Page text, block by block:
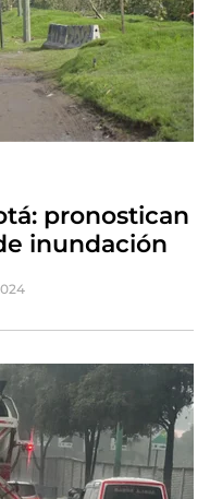
pronostican
inundación